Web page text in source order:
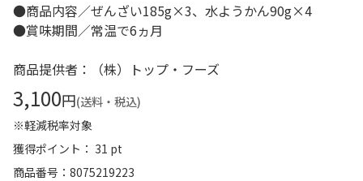
●商品内容／ぜんざい185g×3、水ようかん90g×4
●賞味期間／常温で6ヵ月
商品提供者：（株）トップ・フーズ
3,100円(送料・税込)
※軽減税率対象
獲得ポイント： 31 pt
商品番号
8075219223